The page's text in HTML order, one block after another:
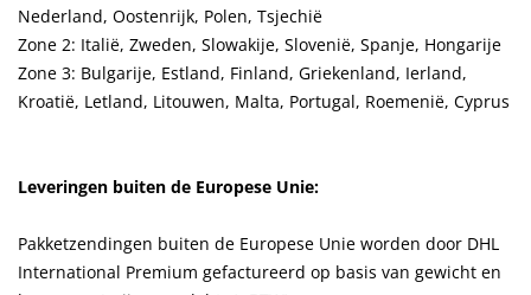
Nederland, Oostenrijk, Polen, Tsjechië
Zone 2: Italië, Zweden, Slowakije, Slovenië, Spanje, Hongarije
Zone 3: Bulgarije, Estland, Finland, Griekenland, Ierland,
Kroatië, Letland, Litouwen, Malta, Portugal, Roemenië, Cyprus
Leveringen buiten de Europese Unie:
Pakketzendingen buiten de Europese Unie worden door DHL
International Premium gefactureerd op basis van gewicht en